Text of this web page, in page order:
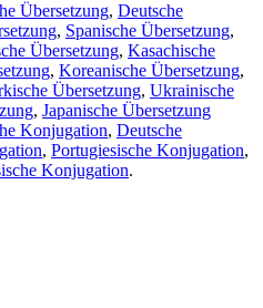
Übersetzung, Deutsche
, Spanische Übersetzung,
Übersetzung, Kasachische
, Koreanische Übersetzung,
Übersetzung, Ukrainische
, Japanische Übersetzung
Konjugation, Deutsche
, Portugiesische Konjugation,
Konjugation.